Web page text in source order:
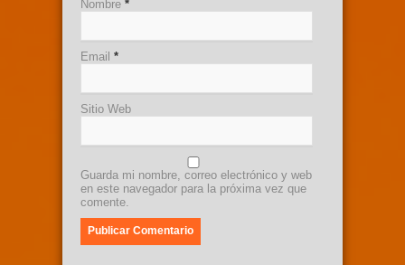
Nombre *
Email *
Sitio Web
Guarda mi nombre, correo electrónico y web
en este navegador para la próxima vez que
comente.